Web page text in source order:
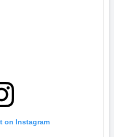
on Instagram